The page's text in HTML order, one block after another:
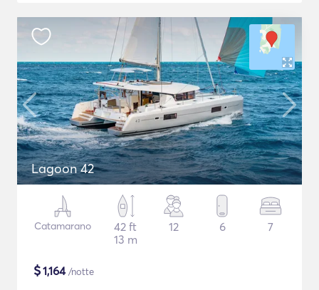
Lagoon 42
Catamarano
42 ft
13 m
12 6 7
$1,164/notte